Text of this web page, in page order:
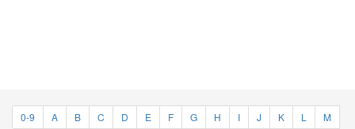
0-9 A B C D E F G H I J K L
M